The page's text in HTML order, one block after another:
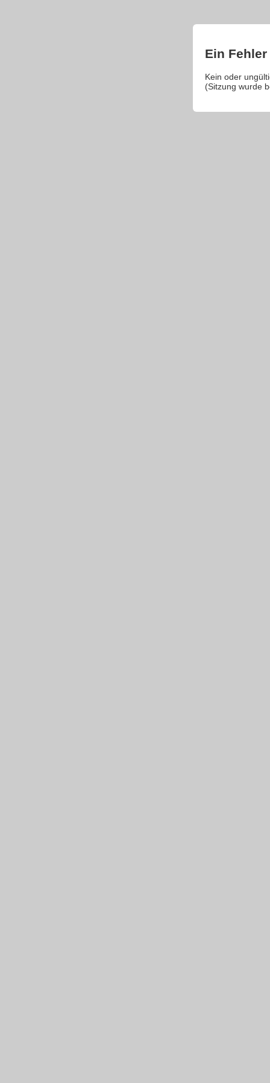
Ein
Kein oder
(Sitzung wurde